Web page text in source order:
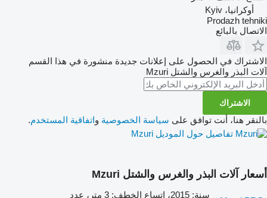
أوكرانيا، Kyiv
Prodazh tehniki
الاتصال بالبائع
الاشتراك في الحصول على إعلانات جديدة منشورة في هذا القسم
آلات البذر والغرس والشتل Mzuri
الاشتراك
بالنقر هنا، أنت توافق على سياسة الخصوصية واتفاقية المستخدم.
تفاصيل حول الموديل Mzuri
أسعار آلات البذر والغرس والشتل Mzuri
سنة: 2015، اتساع الخطف: 3 متر، عدد